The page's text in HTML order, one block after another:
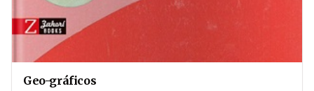
Geo-gráficos